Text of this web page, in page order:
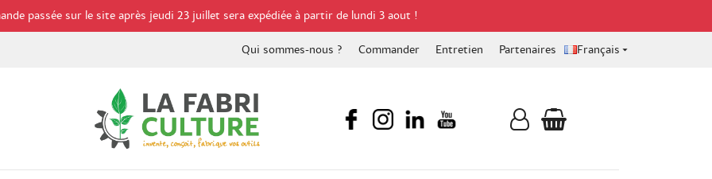
passée sur le site après jeudi 23 juillet sera expédiée à partir de lundi 3 aout !
Qui sommes-nous ? Commander Entretien Partenaires Français